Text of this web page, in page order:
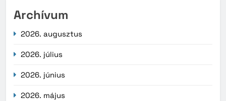
Archívum
2026. augusztus
2026. július
2026. június
2026. május